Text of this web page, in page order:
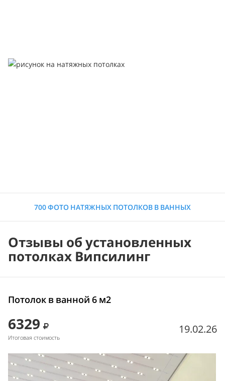
700 ФОТО НАТЯЖНЫХ ПОТОЛКОВ В ВАННЫХ
Отзывы об установленных
потолках Випсилинг
Потолок в ванной 6 м2
6329
Итоговая стоимость
19.02.26